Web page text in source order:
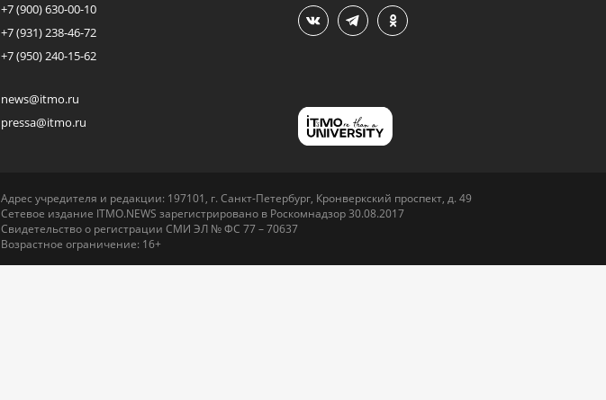
+7 (900) 630-00-10
+7 (931) 238-46-72
+7 (950) 240-15-62
news@itmo.ru
pressa@itmo.ru
Адрес учредителя и редакции: 197101, г. Санкт-Петербург, Кронверкский проспект, д. 49
Сетевое издание ITMO.NEWS зарегистрировано в Роскомнадзор 30.08.2017
Свидетельство о регистрации СМИ ЭЛ № ФС 77 – 70637
Возрастное ограничение: 16+